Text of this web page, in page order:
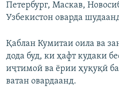
Петербург, Маскав,
Узбекистон оварда
Қаблан Кумитаи оила ва
дода буд, ки ҳафт кудаки
иҷтимоӣ ва ёрии ҳуқуқӣ
ватан овардаанд.